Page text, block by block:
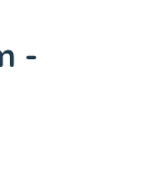
-